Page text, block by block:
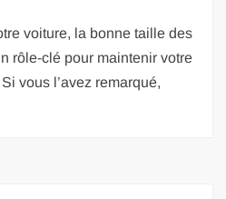
voiture, la bonne taille des
rôle-clé pour maintenir votre
vous l’avez remarqué,